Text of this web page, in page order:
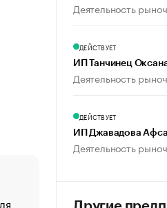
«От спорта тело
Деятельность
ДЕЙСТВУЕТ
ИП Танчинец
Деятельность
ДЕЙСТВУЕТ
ИП Джавадова
Деятельность